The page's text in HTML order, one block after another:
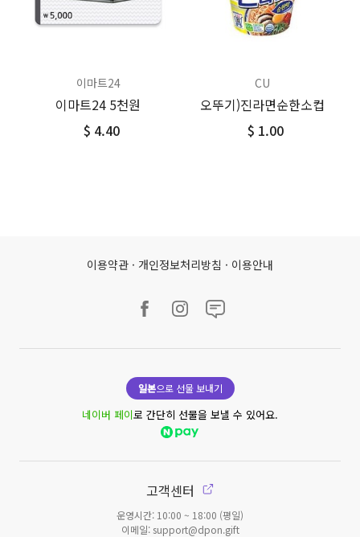
이마트24
이마트24 5천원
$ 4.40
CU
오뚜기)진라면순한소컵
$ 1.00
이용약관 · 개인정보처리방침 · 이용안내
일본으로 선물 보내기
네이버 페이로 간단히 선물을 보낼 수 있어요.
고객센터
운영시간: 10:00 ~ 18:00 (평일)
이메일: support@dpon.gift